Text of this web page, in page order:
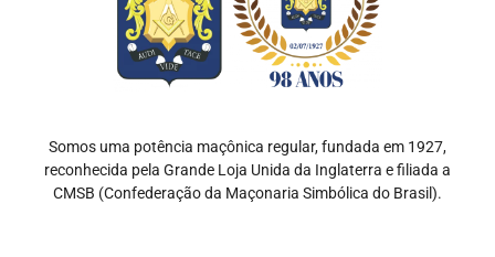
Somos uma potência maçônica regular, fundada em 1927,
reconhecida pela Grande Loja Unida da Inglaterra e filiada a
CMSB (Confederação da Maçonaria Simbólica do Brasil).